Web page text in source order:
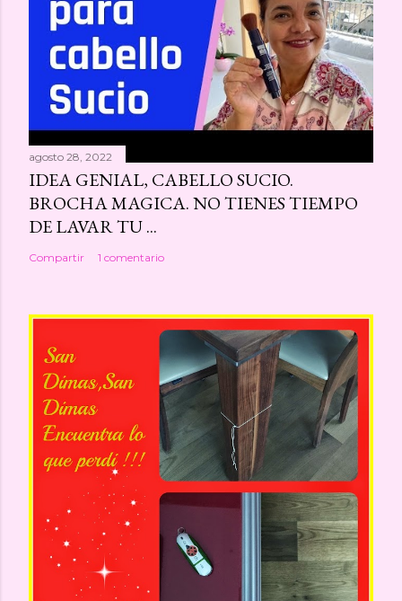
agosto 28, 2022
IDEA GENIAL, CABELLO SUCIO.
BROCHA MAGICA. NO TIENES TIEMPO
DE LAVAR TU ...
Compartir 1 comentario